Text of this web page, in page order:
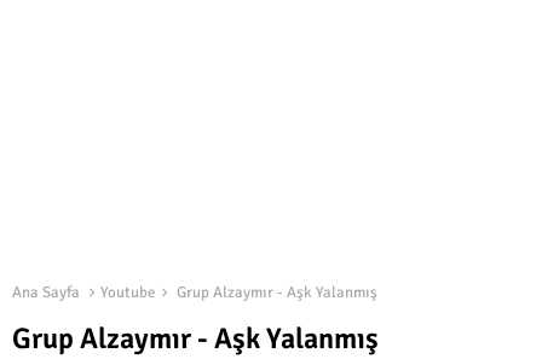
Ana Sayfa Youtube Grup Alzaymır - Aşk Yalanmış
Grup Alzaymır - Aşk Yalanmış